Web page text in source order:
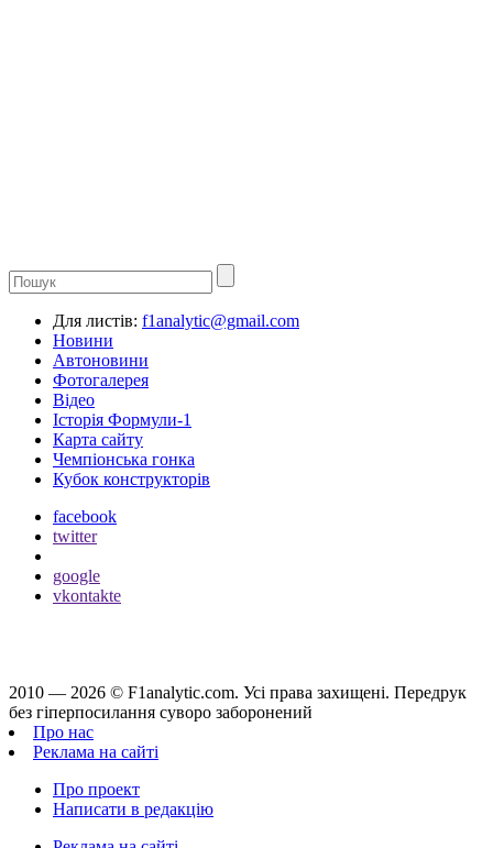
Для листів: f1analytic@gmail.com
Новини
Автоновини
Фотогалерея
Відео
Історія Формули-1
Карта сайту
Чемпіонська гонка
Кубок конструкторів
facebook
twitter
google
vkontakte
2010 — 2026 © F1analytic.com. Усi права захищенi. Передрук
без гіперпосилання суворо заборонений
Про нас
Реклама на сайті
Про проект
Написати в редакцію